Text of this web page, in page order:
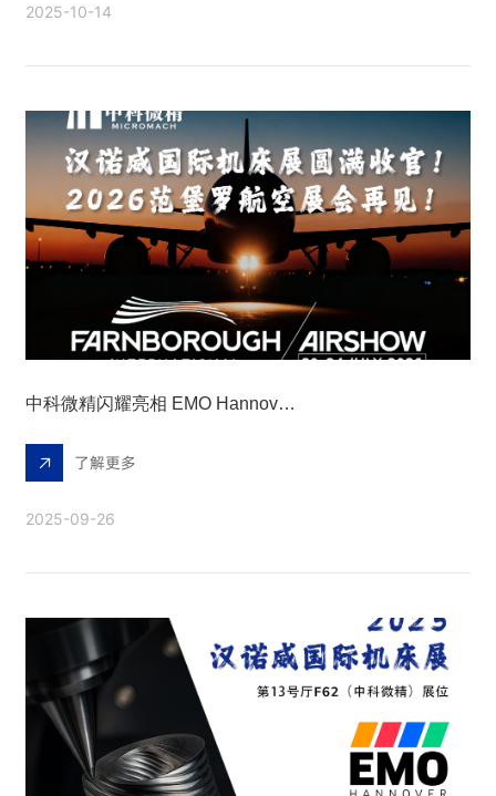
2025-10-14
2025-09-26
中科微精闪耀亮相 EMO Hannover 2025，精彩圆满落幕！
了解更多